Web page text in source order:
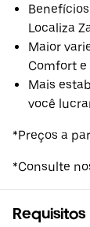
Localiza
Maior
Comfort e
Mais
você
*Preços a
*Consulte
Requisitos